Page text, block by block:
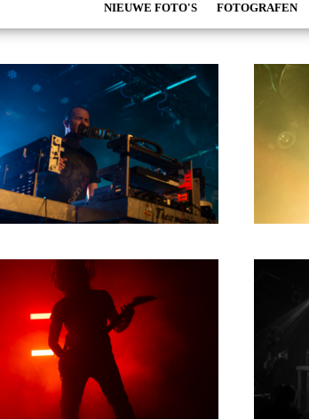
NIEUWE FOTO'S FOTOGRAFEN
MARC DE KROSSE
SIMONE V/D HEIJDEN
PEER
JEROEN DEKKER
BOB DE VRIES
RICHARD POSTMA
SASKIA LUDDEN
CASHMYRA
ELINE KAMMINGA